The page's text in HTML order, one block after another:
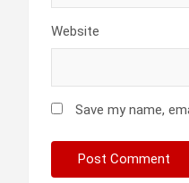
Website
Save my name,